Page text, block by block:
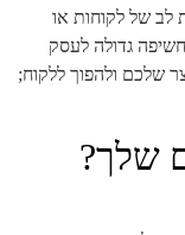
של לקוחות או
גדולה לעסק
שלכם ולהפוך ללקוח;
שלך?